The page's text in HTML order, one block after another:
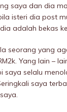
saya dan dia
isteri dia post
adalah bekas
seorang yang
Yang lain –
saya selalu
saya